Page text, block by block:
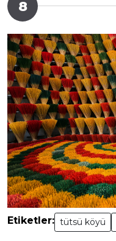
8
Etiketler: tütsü köyü